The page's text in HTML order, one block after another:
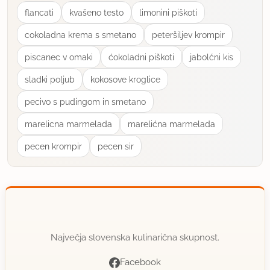
flancati kvašeno testo limonini piškoti
cokoladna krema s smetano peteršiljev krompir
piscanec v omaki ćokoladni piškoti jabolćni kis
sladki poljub kokosove kroglice
pecivo s pudingom in smetano
marelicna marmelada marelićna marmelada
pecen krompir pecen sir
Največja slovenska kulinarična skupnost.
Facebook